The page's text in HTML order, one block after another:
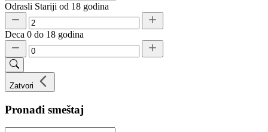
Odrasli Stariji od 18 godina
Deca 0 do 18 godina
Zatvori
Pronađi smeštaj